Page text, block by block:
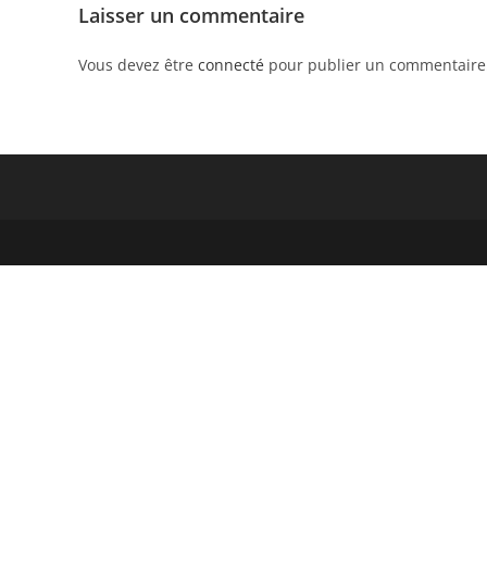
Laisser un commentaire
Vous devez être connecté pour publier un